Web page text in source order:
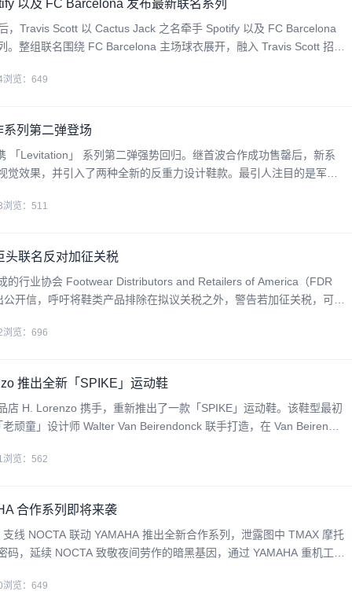
以及 FC Barcelona 发布最新联名系列
，Travis Scott 以 Cactus Jack 之名牵手 Spotify 以及 FC Barcelona
。整组联名围绕 FC Barcelona 主场球衣展开，融入 Travis Scott 招牌
浏览：649
列第二弹登场
「Levitation」 系列第二弹强势回归。继首波合作成功售罄后，新系
觉效果，并引入了两种全新的反重力设计鞋款。最引人注目的是军绿
浏览：511
联名反对加征关税
的行业协会 Footwear Distributors and Retailers of America（FDR
开信，呼吁将鞋类产品排除在拟议关税之外，警告若加征关税，可能
浏览：696
推出全新「SPIKE」运动鞋
店 H. Lorenzo 携手，重新推出了一款「SPIKE」运动鞋。该鞋型最初
顽童」设计师 Walter Van Beirendonck 联手打造，在 Van Beirendo
浏览：562
合作系列即将来袭
线 NOCTA 联动 YAMAHA 推出全新合作系列，泄露图中 TMAX 摩托
码，延续 NOCTA 致敬夜间劳作的暗黑基因，通过 YAMAHA 重机工业
浏览：649